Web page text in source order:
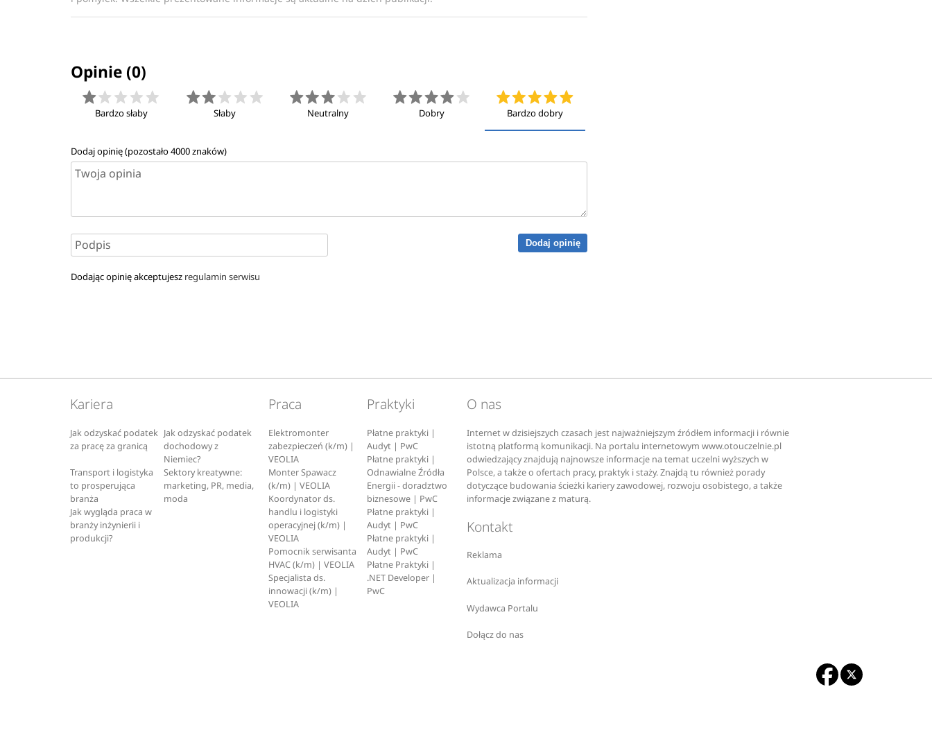
Opinie (0)
Bardzo słaby Słaby Neutralny Dobry Bardzo dobry
Dodaj opinię (pozostało4000znaków)
Dodając opinię akceptujesz regulamin serwisu
Dodaj opinię
Kariera
Jak odzyskać podatek
za pracę za granicą
Jak odzyskać podatek
dochodowy z
Niemiec?
Transport i logistyka
to prosperująca
branża
Sektory kreatywne:
marketing, PR, media,
moda
Jak wygląda praca w
branży inżynierii i
produkcji?
Praca
Elektromonter
zabezpieczeń (k/m) |
VEOLIA
Monter Spawacz
(k/m) | VEOLIA
Koordynator ds.
handlu i logistyki
operacyjnej (k/m) |
VEOLIA
Pomocnik serwisanta
HVAC (k/m) | VEOLIA
Specjalista ds.
innowacji (k/m) |
VEOLIA
Praktyki
Płatne praktyki |
Audyt | PwC
Płatne praktyki |
Odnawialne Źródła
Energii - doradztwo
biznesowe | PwC
Płatne praktyki |
Audyt | PwC
Płatne praktyki |
Audyt | PwC
Płatne Praktyki |
.NET Developer |
PwC
O nas
Internet w dzisiejszych czasach jest najważniejszym źródłem informacji i równie
istotną platformą komunikacji. Na portalu internetowym www.otouczelnie.pl
odwiedzający znajdują najnowsze informacje na temat uczelni wyższych w
Polsce, a także o ofertach pracy, praktyk i staży. Znajdą tu również porady
dotyczące budowania ścieżki kariery zawodowej, rozwoju osobistego, a także
informacje związane z maturą.
Kontakt
Reklama
Aktualizacja informacji
Wydawca Portalu
Dołącz do nas